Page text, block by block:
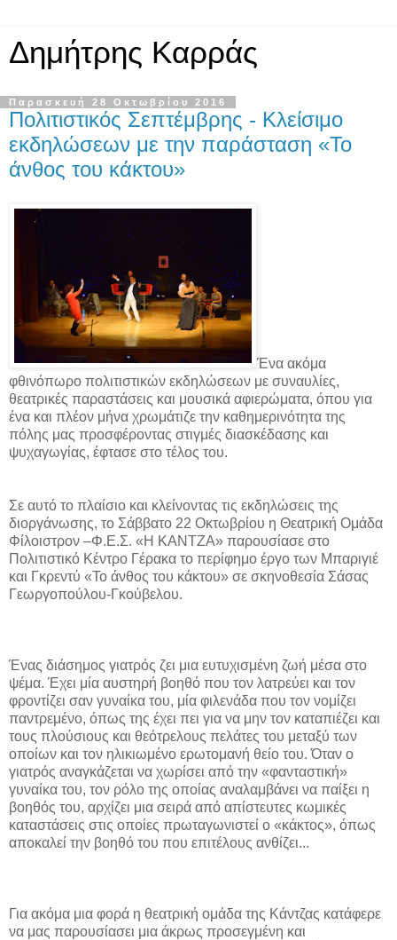
Δημήτρης Καρράς
Παρασκευή 28 Οκτωβρίου 2016
Πολιτιστικός Σεπτέμβρης - Κλείσιμο
εκδηλώσεων με την παράσταση «Το
άνθος του κάκτου»
Ένα ακόμα
φθινόπωρο πολιτιστικών εκδηλώσεων με συναυλίες,
θεατρικές παραστάσεις και μουσικά αφιερώματα, όπου για
ένα και πλέον μήνα χρωμάτιζε την καθημερινότητα της
πόλης μας προσφέροντας στιγμές διασκέδασης και
ψυχαγωγίας, έφτασε στο τέλος του.
Σε αυτό το πλαίσιο και κλείνοντας τις εκδηλώσεις της
διοργάνωσης, το Σάββατο 22 Οκτωβρίου η Θεατρική Ομάδα
Φίλοιστρον –Φ.Ε.Σ. «Η ΚΑΝΤΖΑ» παρουσίασε στο
Πολιτιστικό Κέντρο Γέρακα το περίφημο έργο των Μπαριγιέ
και Γκρεντύ «Το άνθος του κάκτου» σε σκηνοθεσία Σάσας
Γεωργοπούλου-Γκούβελου.
Ένας διάσημος γιατρός ζει μια ευτυχισμένη ζωή μέσα στο
ψέμα. Έχει μία αυστηρή βοηθό που τον λατρεύει και τον
φροντίζει σαν γυναίκα του, μία φιλενάδα που τον νομίζει
παντρεμένο, όπως της έχει πει για να μην τον καταπιέζει και
τους πλούσιους και θεότρελους πελάτες του μεταξύ των
οποίων και τον ηλικιωμένο ερωτομανή θείο του. Όταν ο
γιατρός αναγκάζεται να χωρίσει από την «φανταστική»
γυναίκα του, τον ρόλο της οποίας αναλαμβάνει να παίξει η
βοηθός του, αρχίζει μια σειρά από απίστευτες κωμικές
καταστάσεις στις οποίες πρωταγωνιστεί ο «κάκτος», όπως
αποκαλεί την βοηθό του που επιτέλους ανθίζει...
Για ακόμα μια φορά η θεατρική ομάδα της Κάντζας κατάφερε
να μας παρουσίασει μια άκρως προσεγμένη και